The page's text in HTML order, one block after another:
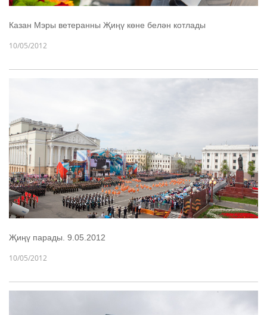
Казан Мэры ветеранны Җиңү көне белән котлады
10/05/2012
Җиңү парады. 9.05.2012
10/05/2012